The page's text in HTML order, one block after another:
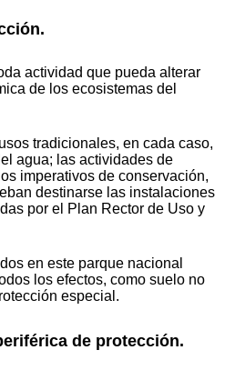
actividad que pueda alterar
de los ecosistemas del
tradicionales, en cada caso,
agua; las actividades de
imperativos de conservación,
destinarse las instalaciones
por el Plan Rector de Uso y
en este parque nacional
los efectos, como suelo no
especial.
de protección.